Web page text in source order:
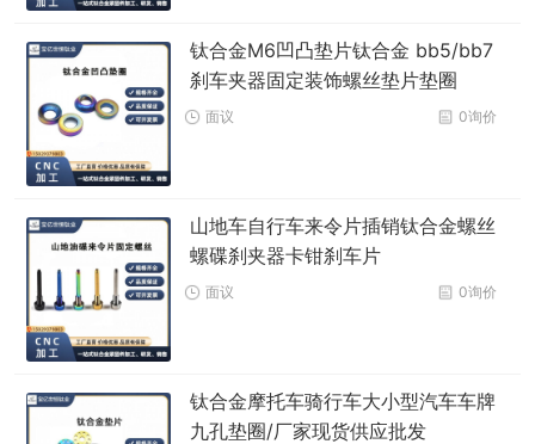
钛合金M6凹凸垫片钛合金 bb5/bb7
刹车夹器固定装饰螺丝垫片垫圈
0询价
面议
山地车自行车来令片插销钛合金螺丝
螺碟刹夹器卡钳刹车片
0询价
面议
钛合金摩托车骑行车大小型汽车车牌
九孔垫圈/厂家现货供应批发